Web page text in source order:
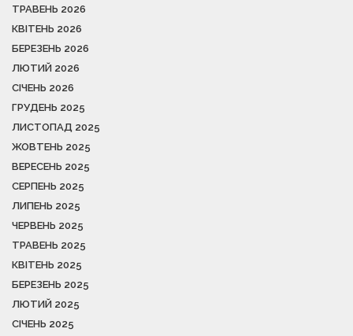
ТРАВЕНЬ 2026
КВІТЕНЬ 2026
БЕРЕЗЕНЬ 2026
ЛЮТИЙ 2026
СІЧЕНЬ 2026
ГРУДЕНЬ 2025
ЛИСТОПАД 2025
ЖОВТЕНЬ 2025
ВЕРЕСЕНЬ 2025
СЕРПЕНЬ 2025
ЛИПЕНЬ 2025
ЧЕРВЕНЬ 2025
ТРАВЕНЬ 2025
КВІТЕНЬ 2025
БЕРЕЗЕНЬ 2025
ЛЮТИЙ 2025
СІЧЕНЬ 2025